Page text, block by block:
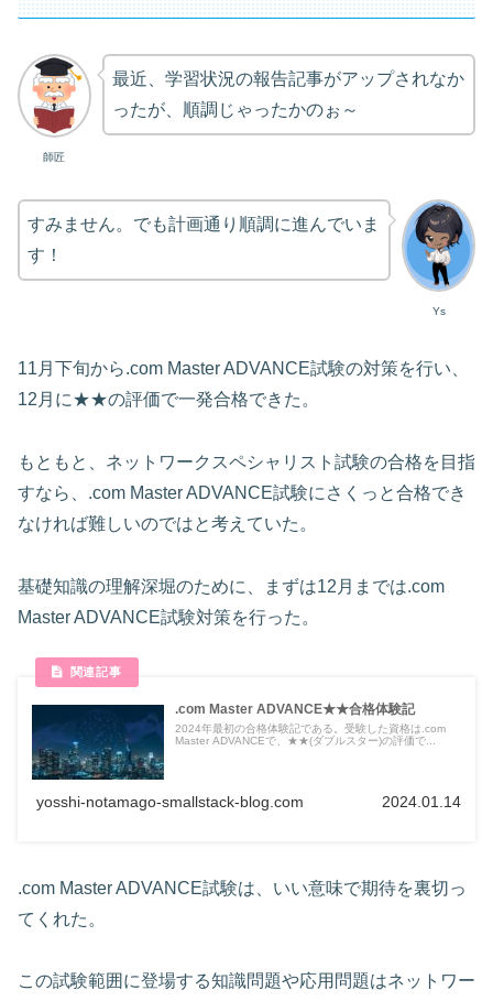
師匠
最近、学習状況の報告記事がアップされなか
ったが、順調じゃったかのぉ～
Ys
すみません。でも計画通り順調に進んでいま
す！
11月下旬から.com Master ADVANCE試験の対策を行い、
12月に★★の評価で一発合格できた。
もともと、ネットワークスペシャリスト試験の合格を目指
すなら、.com Master ADVANCE試験にさくっと合格でき
なければ難しいのではと考えていた。
基礎知識の理解深堀のために、まずは12月までは.com
Master ADVANCE試験対策を行った。
.com Master ADVANCE★★合格体験記
2024年最初の合格体験記である。受験した資格は.com
Master ADVANCEで、★★(ダブルスター)の評価で...
yosshi-notamago-smallstack-blog.com 2024.01.14
.com Master ADVANCE試験は、いい意味で期待を裏切っ
てくれた。
この試験範囲に登場する知識問題や応用問題はネットワー